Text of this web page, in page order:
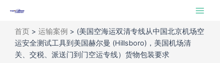
Main
首页 > 运输案例 > (美国空海运双清专线从中国北京机场空
运安全测试工具到美国赫尔曼 (Hillsboro)，美国机场清
关、交税、派送门到门空运专线）货物包装要求